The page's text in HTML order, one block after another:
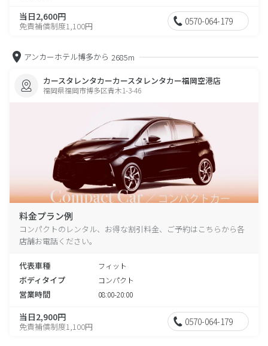
当日2,600円
免責補償制度1,100円 0570-064-179
アンカーホテル博多から 2685m
カースタレンタカーカースタレンタカー福岡空港店
福岡県福岡市博多区青木1-3-46
料金プラン例
コンパクトのレンタル、お得な割引料金、ご予約はこちらから各
店舗お電話ください。
代表車種 フィット
ボディタイプ コンパクト
営業時間 08:00-20:00
当日2,900円
免責補償制度1,100円 0570-064-179